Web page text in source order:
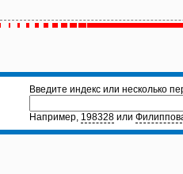
Введите индекс или несколько
Например, 198328 или